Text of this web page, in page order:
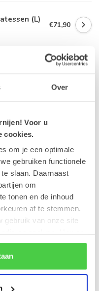
Over
Voor u
cookies.
om je een optimale
gebruiken functionele
slaan. Daarnaast
om
tonen en de inhoud
af te stemmen.
gebruik van onze site
cookies blokkeert, het
kan verstoren.
(L)
€71,90